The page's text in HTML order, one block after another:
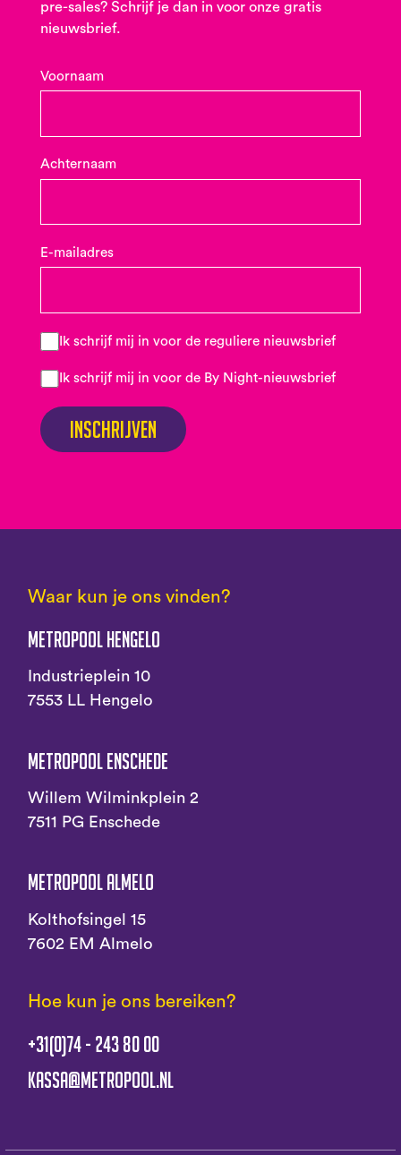
pre-sales? Schrijf je dan in voor onze gratis
nieuwsbrief.
Voornaam
Achternaam
E-mailadres
Ik schrijf mij in voor de reguliere nieuwsbrief
Ik schrijf mij in voor de By Night-nieuwsbrief
Inschrijven
Waar kun je ons vinden?
Metropool Hengelo
Industrieplein 10
7553 LL Hengelo
Metropool Enschede
Willem Wilminkplein 2
7511 PG Enschede
Metropool Almelo
Kolthofsingel 15
7602 EM Almelo
Hoe kun je ons bereiken?
+31(0)74 - 243 80 00
kassa@metropool.nl